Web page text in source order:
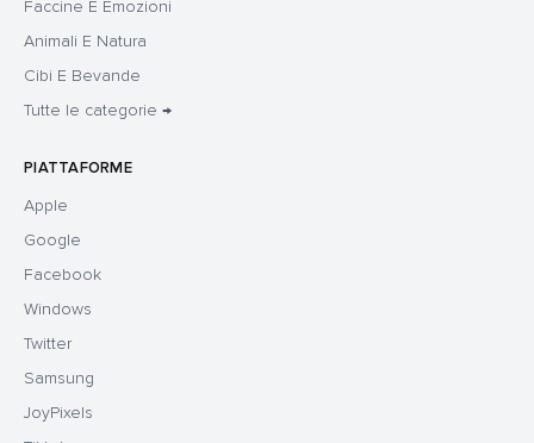
Faccine E Emozioni
Animali E Natura
Cibi E Bevande
Tutte le categorie →
PIATTAFORME
Apple
Google
Facebook
Windows
Twitter
Samsung
JoyPixels